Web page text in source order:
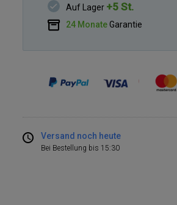
Auf Lager +5 St.
24 MonateGarantie
Versand noch heute
Bei Bestellung bis 15:30